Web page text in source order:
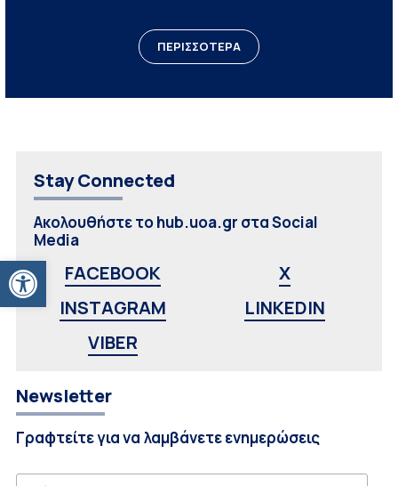
Ανοίξτε τη γραμμή εργαλείων
ΠΕΡΙΣΣΟΤΕΡΑ
Stay Connected
Ακολουθήστε το hub.uoa.gr στα Social
Media
FACEBOOK
X
INSTAGRAM
LINKEDIN
VIBER
Newsletter
Γραφτείτε για να λαμβάνετε ενημερώσεις